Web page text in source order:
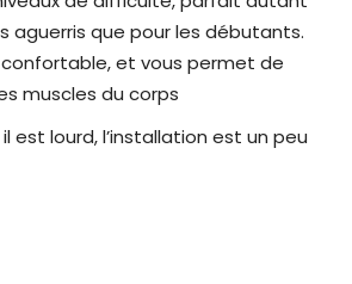
aguerris que pour les débutants.
et vous permet de
muscles du corps
est lourd, l’installation est un peu